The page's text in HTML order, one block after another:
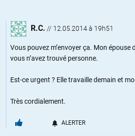
R.C. // 12.05.2014 à 19h51
Vous pouvez m’envoyer ça. Mon épouse
vous n’avez trouvé personne.
Est-ce urgent ? Elle travaille demain et
Très cordialement.
ALERTER